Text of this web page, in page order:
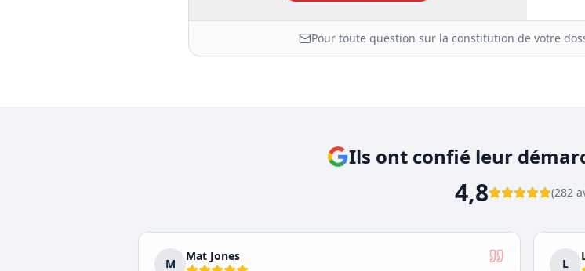
Pour toute question sur la constitution de votre
Ils ont confié leur
4,8 (282
M
Mat Jones
L